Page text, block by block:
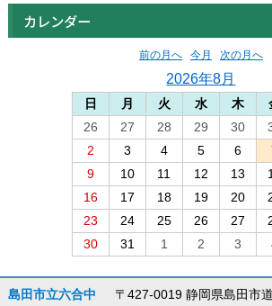
カレンダー
前の月へ 今月 次の月へ
2026年8月
日 月 火 水 木
26
27 28 29 30
2
3 4 5 6
9
10 11 12 13
16
17 18 19 20
23
24 25 26 27
30
31 1 2 3
島田市立六合中 〒427-0019 静岡県島田市